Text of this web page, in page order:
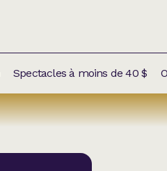
NOS
Spectacles à moins de 40 $